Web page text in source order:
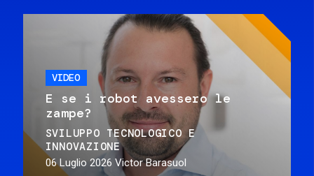
VIDEO
E se i robot avessero le
zampe?
SVILUPPO TECNOLOGICO E
INNOVAZIONE
06 Luglio 2026 Victor Barasuol